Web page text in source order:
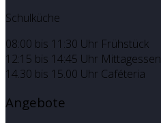
Schulküche
08:00 bis 11:30 Uhr Frühstück
12:15 bis 14:45 Uhr Mittagessen
14.30 bis 15.00 Uhr Caféteria
Angebote